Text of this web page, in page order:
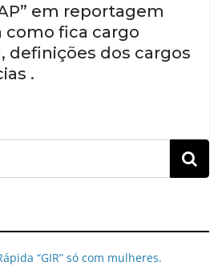
em reportagem
como fica cargo
definições dos cargos
.
“GIR” só com mulheres.